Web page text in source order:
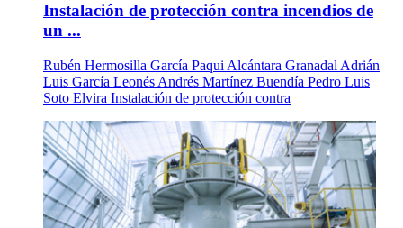
Instalación de protección contra incendios de
un ...
Rubén Hermosilla García Paqui Alcántara Granadal Adrián
Luis García Leonés Andrés Martínez Buendía Pedro Luis
Soto Elvira Instalación de protección contra